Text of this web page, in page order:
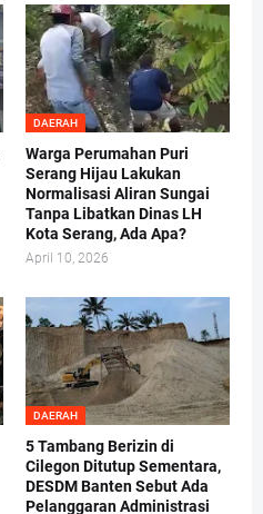
DAERAH
Warga Perumahan Puri
Serang Hijau Lakukan
Normalisasi Aliran Sungai
Tanpa Libatkan Dinas LH
Kota Serang, Ada Apa?
April 10, 2026
DAERAH
5 Tambang Berizin di
Cilegon Ditutup Sementara,
DESDM Banten Sebut Ada
Pelanggaran Administrasi